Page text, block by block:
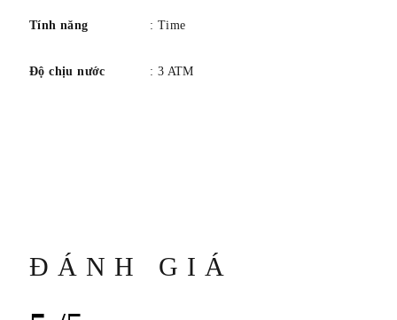
Tính năng : Time
Độ chịu nước : 3 ATM
ĐÁNH GIÁ